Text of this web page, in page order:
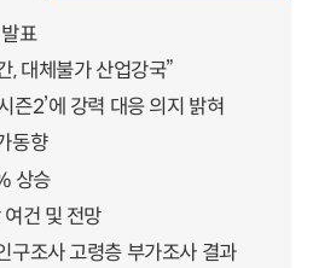
표
대체불가 산업강국”
즌2’에 강력 대응 의지 밝혀
동향
상승
건 및 전망
조사 고령층 부가조사 결과